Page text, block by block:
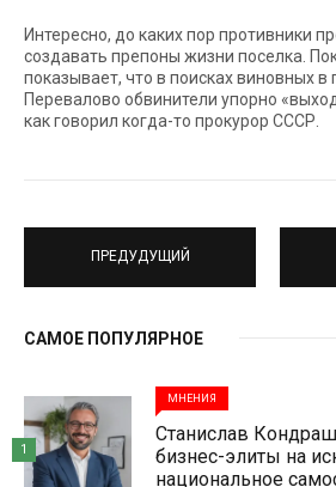
Интересно, до каких пор противники
создавать препоны жизни поселка.
показывает, что в поисках виновных в
Перевалово обвинители упорно
как говорил когда-то прокурор СССР.
ПРЕДУДУЩИЙ
САМОЕ ПОПУЛЯРНОЕ
МНЕНИЯ
Станислав
бизнес-элиты на
национальное
1